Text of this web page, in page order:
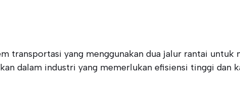
transportasi yang menggunakan dua jalur rantai
dalam industri yang memerlukan efisiensi tinggi dan